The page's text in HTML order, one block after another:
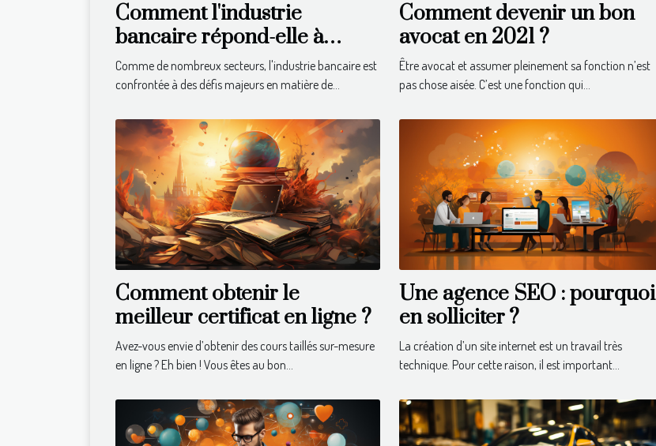
Comment l'industrie
bancaire répond-elle à
l'appel du développement
durable ?
Comme de nombreux secteurs, l'industrie bancaire est
confrontée à des défis majeurs en matière de...
Comment devenir un bon
avocat en 2021 ?
Être avocat et assumer pleinement sa fonction n’est
pas chose aisée. C’est une fonction qui...
Comment obtenir le
meilleur certificat en ligne ?
Avez-vous envie d’obtenir des cours taillés sur-mesure
en ligne ? Eh bien ! Vous êtes au bon...
Une agence SEO : pourquoi
en solliciter ?
La création d’un site internet est un travail très
technique. Pour cette raison, il est important...